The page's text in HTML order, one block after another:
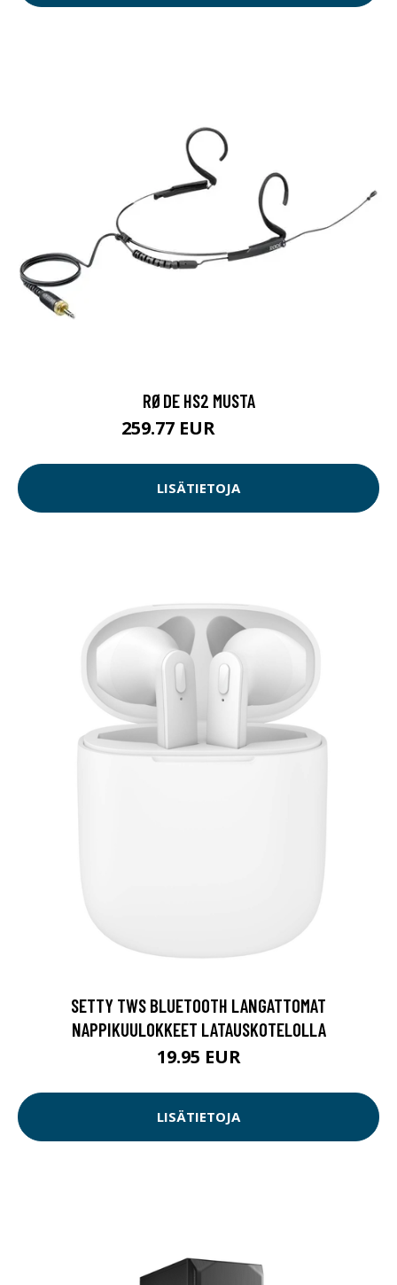
RØDE HS2 MUSTA
259.77 EUR
LISÄTIETOJA
SETTY TWS BLUETOOTH LANGATTOMAT
NAPPIKUULOKKEET LATAUSKOTELOLLA
19.95 EUR
LISÄTIETOJA